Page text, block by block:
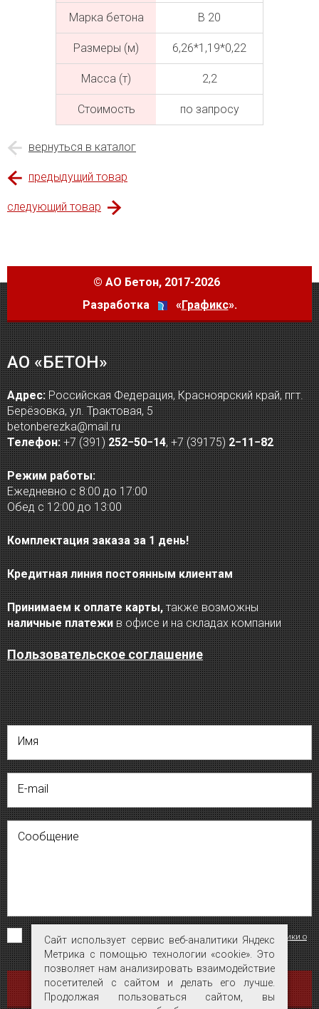
Марка бетона В 20
Размеры (м) 6,26*1,19*0,22
Масса (т) 2,2
Cтоимость по запросу
вернуться в каталог
предыдущий товар
следующий товар
© АО Бетон, 2017-2026
Разработка
«Графикс».
АО «БЕТОН»
Адрес:Российская Федерация, Красноярский край, пгт.
Берёзовка, ул. Трактовая, 5
betonberezka@mail.ru
Телефон: +7 (391)252−50−14,+7 (39175)2−11−82
Режим работы:
Ежедневно с 8:00 до 17:00
Обед с 12:00 до 13:00
Комплектация заказа за 1 день!
Кредитная линия постоянным клиентам
Принимаем к оплате карты,также возможны
наличные платежив офисе и на складах компании
Пользовательское соглашение
Имя
E-mail
Сообщение
Я согласен на обработку персональных данных на условиях«Политики о
конфиденциальности персональных данных».
ОТПРАВИТЬ
Сайт использует сервис веб-аналитики Яндекс
Метрика с помощью технологии «cookie». Это
позволяет нам анализировать взаимодействие
посетителей с сайтом и делать его лучше.
Продолжая пользоваться сайтом, вы
Сайт использует сервис веб-аналитики Яндекс
Метрика с помощью технологии «cookie». Это
позволяет нам анализировать взаимодействие
посетителей с сайтом и делать его лучше.
Продолжая пользоваться сайтом, вы